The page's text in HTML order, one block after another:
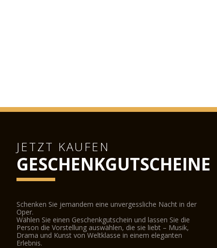
JETZT KAUFEN
GESCHENKGUTSCHEINE
Schenken Sie jemandem eine unvergessliche Nacht in der
Oper.
Wählen Sie einen Geschenkgutschein und lassen Sie die
Person die Vorstellung auswählen, die sie liebt – Musik,
Drama und Kunst von Weltklasse in einem eleganten
Erlebnis.